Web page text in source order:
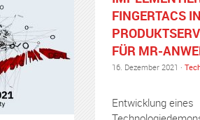
FINGERTACS
FÜR MR-
16. Dezember 2021 ·
Entwicklung eines